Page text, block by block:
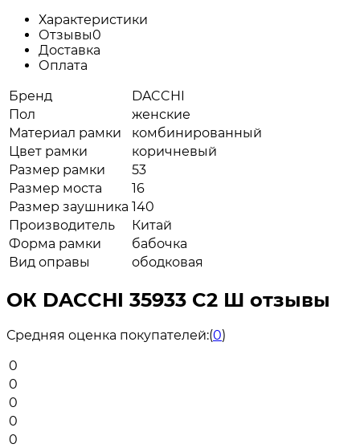
Характеристики
Отзывы0
Доставка
Оплата
Бренд
DACCHI
Пол
женские
Материал рамки
комбинированный
Цвет рамки
коричневый
Размер рамки
53
Размер моста
16
Размер заушника 140
Производитель
Китай
Форма рамки
бабочка
Вид оправы
ободковая
ОК DACCHI 35933 C2 Ш отзывы
Средняя оценка покупателей:(0)
0
0
0
0
0